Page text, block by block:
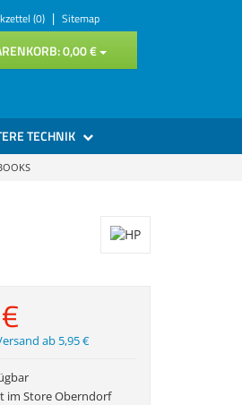
(0) | Sitemap
0,00€
TECHNIK
€
ab 5,95 €
im Store Oberndorf